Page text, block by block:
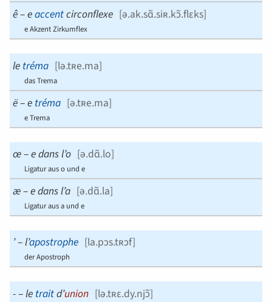
ê–eaccentcirconflexe [ə.ak.sɑ̃.siʀ.kɔ̃.flɛks]
e Akzent Zirkumflex
le tréma [lə.tʀe.ma]
das Trema
ë–e tréma [ə.tʀe.ma]
e Trema
œ–e dans l’o [ə.dɑ̃.lo]
Ligatur aus o und e
æ–e dans l’a [ə.dɑ̃.la]
Ligatur aus a und e
’–l’apostrophe [la.pɔs.tʀɔf]
der Apostroph
-–le traitd’union [lə.tʀɛ.dy.njɔ̃]